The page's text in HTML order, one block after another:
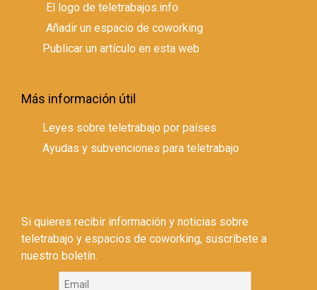
El logo de teletrabajos.info
Añadir un espacio de coworking
Publicar un artículo en esta web
Más información útil
Leyes sobre teletrabajo por países
Ayudas y subvenciones para teletrabajo
Si quieres recibir información y noticias sobre
teletrabajo y espacios de coworking, suscríbete a
nuestro boletín.